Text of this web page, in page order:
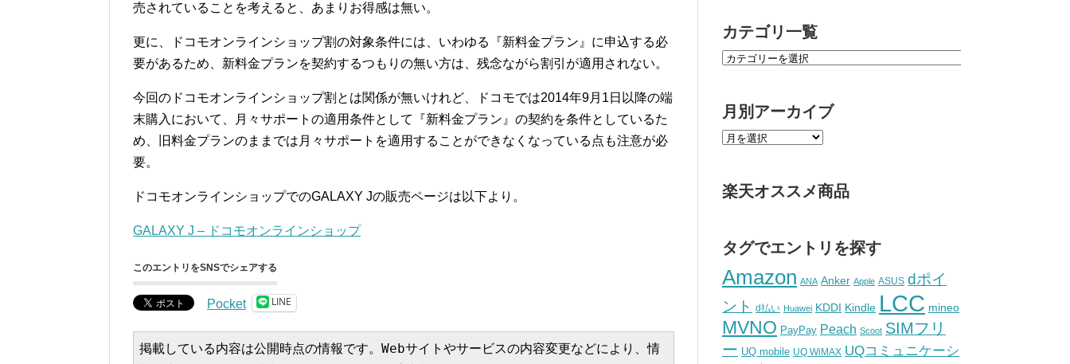
売されていることを考えると、あまりお得感は無い。
更に、ドコモオンラインショップ割の対象条件には、いわゆる『新料金プラン』に申込する必
要があるため、新料金プランを契約するつもりの無い方は、残念ながら割引が適用されない。
今回のドコモオンラインショップ割とは関係が無いけれど、ドコモでは2014年9月1日以降の端
末購入において、月々サポートの適用条件として『新料金プラン』の契約を条件としているた
め、旧料金プランのままでは月々サポートを適用することができなくなっている点も注意が必
要。
ドコモオンラインショップでのGALAXY Jの販売ページは以下より。
GALAXY J – ドコモオンラインショップ
このエントリをSNSでシェアする
Pocket LINE
掲載している内容は公開時点の情報です。Webサイトやサービスの内容変更などにより、情
カテゴリ一覧
月別アーカイブ
楽天オススメ商品
タグでエントリを探す
Amazon ANA Anker Apple ASUS dポイ
ント
d払い Huawei KDDI Kindle LCC mineo
MVNO PayPay Peach Scoot SIMフリ
ー UQ mobile UQ WiMAX UQコミュニケーシ